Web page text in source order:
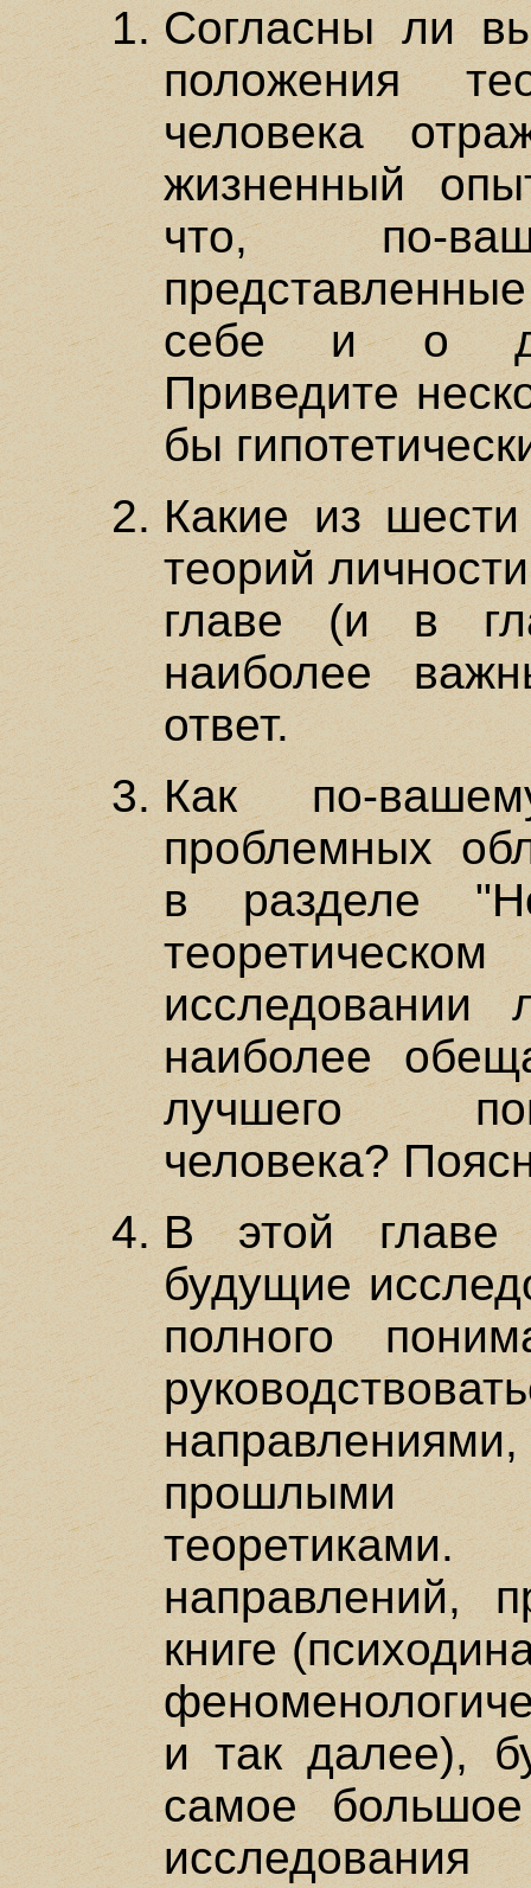
Согласны ли
положения
человека
жизненный
что, по-
себе и о
Приведите
бы
Какие из
теорий
главе (и в
наиболее
ответ.
Как по-
проблемных
в разделе
исследовании
наиболее
лучшего
человека?
В этой главе
будущие
полного
прошлыми
направлений,
книге
и так далее),
самое